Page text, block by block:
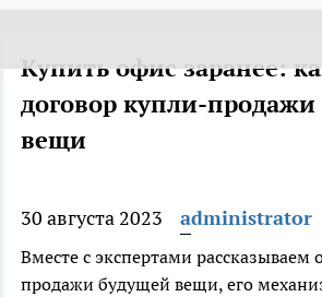
Купить офис заранее:
договор купли-
вещи
30 августа 2023 administrator
Вместе с экспертами рассказываем
продажи будущей вещи, его